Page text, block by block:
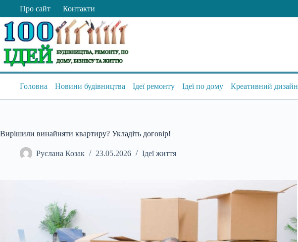
вмісту
Про сайт Контакти
Головна Новини будівництва Ідеї ремонту Ідеї по дому Креативний дизайн
Вирішили винайняти квартиру? Укладіть договір!
Руслана Козак 23.05.2026 Ідеї життя